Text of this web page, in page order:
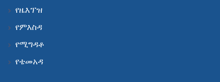
የዜእፕዝ
የምእስዳ
የሚግዳቶ
የቴመአዳ